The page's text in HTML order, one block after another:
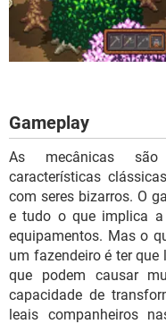
Gameplay
As mecânicas são
características
com seres bizarros. O
e tudo o que implica a
equipamentos. Mas o
um fazendeiro é ter
que podem causar
capacidade de
leais companheiros